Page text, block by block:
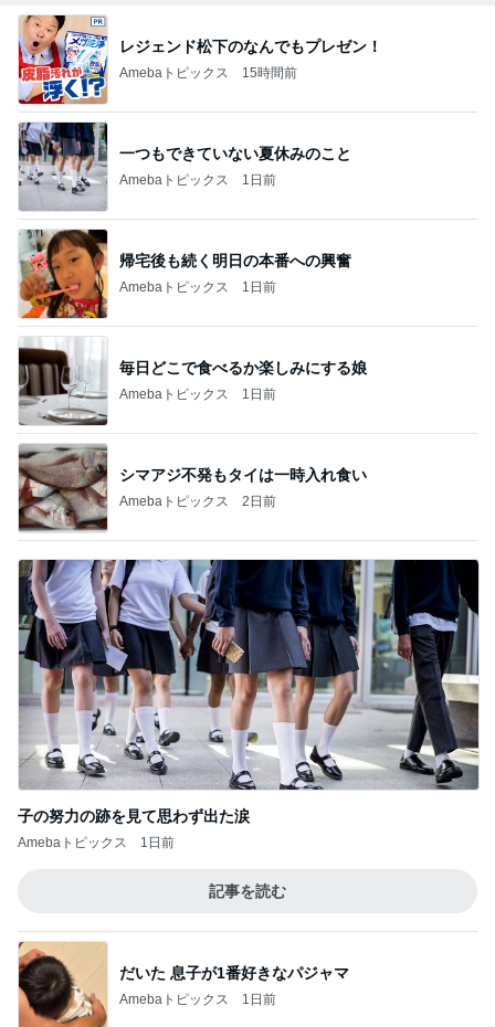
レジェンド松下のなんでもプレゼン！
Amebaトピックス 15時間前
一つもできていない夏休みのこと
Amebaトピックス 1日前
帰宅後も続く明日の本番への興奮
Amebaトピックス 1日前
毎日どこで食べるか楽しみにする娘
Amebaトピックス 1日前
シマアジ不発もタイは一時入れ食い
Amebaトピックス 2日前
子の努力の跡を見て思わず出た涙
Amebaトピックス 1日前
記事を読む
だいた 息子が1番好きなパジャマ
Amebaトピックス 1日前